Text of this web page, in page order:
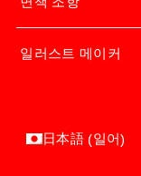
일러스트 메이커
日本語 (일어)